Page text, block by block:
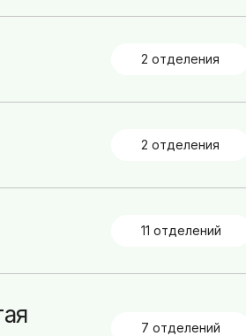
Эстетическая
Иммунология, генетика,
2 отделения
2 отделения
11 отделений
7 отделений